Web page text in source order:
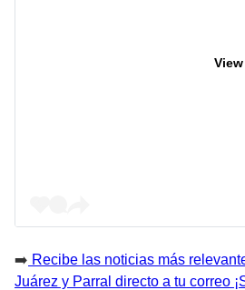
➡️ Recibe las noticias más
Juárez y Parral directo a tu correo